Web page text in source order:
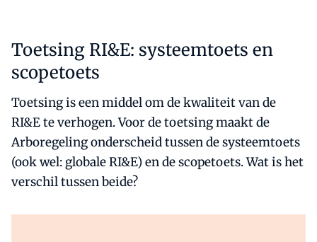
Toetsing RI&E: systeemtoets en
scopetoets
Toetsing is een middel om de kwaliteit van de
RI&E te verhogen. Voor de toetsing maakt de
Arboregeling onderscheid tussen de systeemtoets
(ook wel: globale RI&E) en de scopetoets. Wat is het
verschil tussen beide?